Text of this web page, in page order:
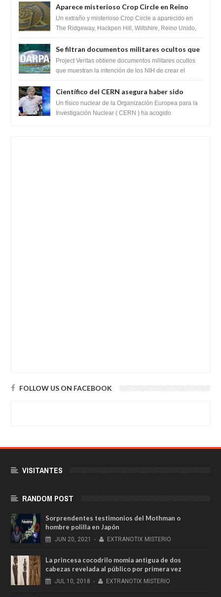
Aparece misterioso Crop Circle en Reino
Unido 23 de junio 2016
Un extraño y misterioso Crop Circle a aparecido en
The Ridgeway, Hackpen Hill, Wiltshire, Reino Unido,
Se filtran documentos militares ocultos que
muestran la intención de los NIH de crear el
SARS-CoV-2, utilizando la investigación de
Project Veritas obtiene documentos militares ocultos
que muestran la intención de los NIH de crear el
Científico del CERN asegura haber sido
ayudado por seres de luz durante una
prueba del Colisionador de Hadrones
Un físico nuclear de la Organización Europea para la
Investigación Nuclear ( CERN ) ha acogido
FOLLOW US ON FACEBOOK
VISITANTES
RANDOM POST
Sorprendentes testimonios del Mothman o
hombre polilla en Japón
JUN 20, 2021 - EXTRANOTIX MISTERIO
La princesa cocodrilo momia antigua de dos
cabezas revelada al público por primera vez
JUL 10, 2018 - EXTRANOTIX MISTERIO